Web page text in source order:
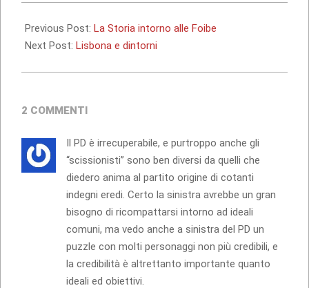
02-
19
Previous Post: La Storia intorno alle Foibe
Next Post: Lisbona e dintorni
2 COMMENTI
Il PD è irrecuperabile, e purtroppo anche gli
“scissionisti” sono ben diversi da quelli che
diedero anima al partito origine di cotanti
indegni eredi. Certo la sinistra avrebbe un gran
bisogno di ricompattarsi intorno ad ideali
comuni, ma vedo anche a sinistra del PD un
puzzle con molti personaggi non più credibili, e
la credibilità è altrettanto importante quanto
ideali ed obiettivi.